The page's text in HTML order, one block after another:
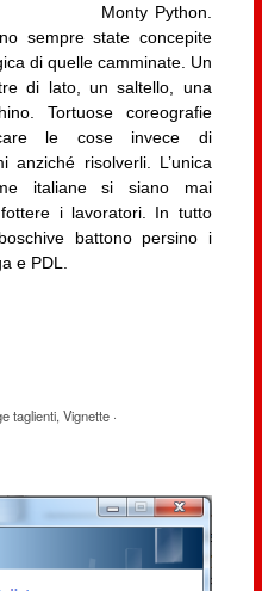
Monty Python.
sempre state concepite
di quelle camminate. Un
di lato, un saltello, una
Tortuose coreografie
le cose invece di
anziché risolverli. L’unica
italiane si siano mai
i lavoratori. In tutto
battono persino i
e PDL.
taglienti, Vignette·